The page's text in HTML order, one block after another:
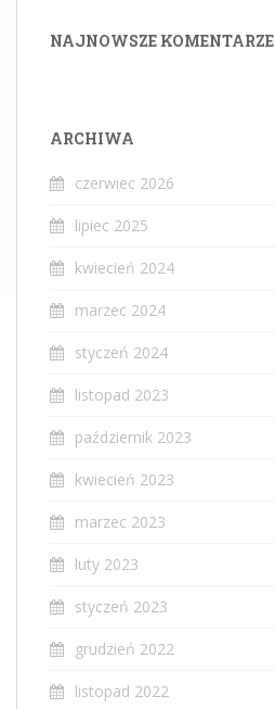
NAJNOWSZE KOMENTARZE
ARCHIWA
czerwiec 2026
lipiec 2025
kwiecień 2024
marzec 2024
styczeń 2024
listopad 2023
październik 2023
kwiecień 2023
marzec 2023
luty 2023
styczeń 2023
grudzień 2022
listopad 2022